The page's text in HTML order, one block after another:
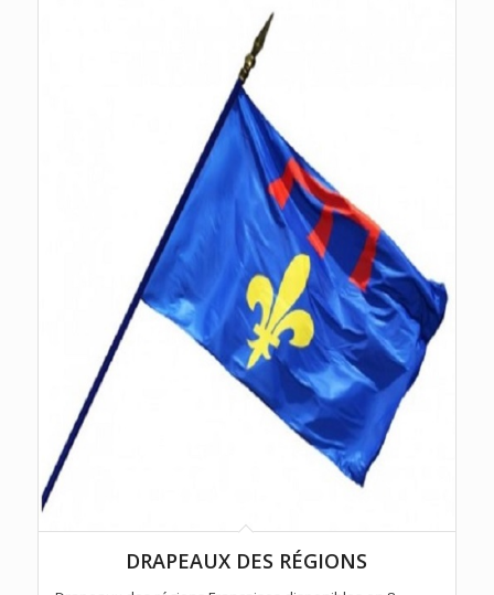
DRAPEAUX DES RÉGIONS